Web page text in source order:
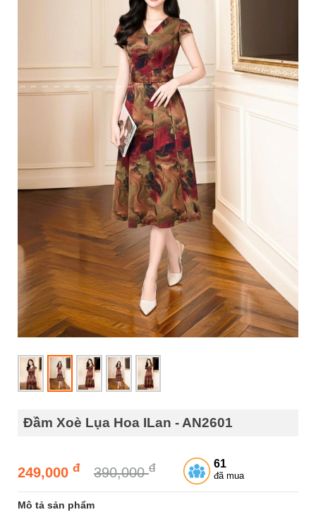
Đầm Xoè Lụa Hoa ILan - AN2601
249,000 đ 390,000đ 61
đã mua
Mô tả sản phẩm